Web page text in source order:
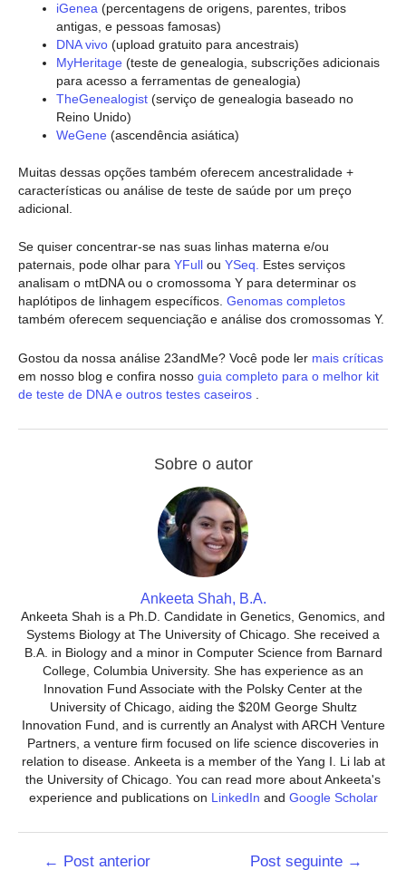
iGenea (percentagens de origens, parentes, tribos
antigas, e pessoas famosas)
DNA vivo (upload gratuito para ancestrais)
MyHeritage (teste de genealogia, subscrições adicionais
para acesso a ferramentas de genealogia)
TheGenealogist (serviço de genealogia baseado no
Reino Unido)
WeGene (ascendência asiática)
Muitas dessas opções também oferecem ancestralidade +
características ou análise de teste de saúde por um preço
adicional.
Se quiser concentrar-se nas suas linhas materna e/ou
paternais, pode olhar para YFull ou YSeq. Estes serviços
analisam o mtDNA ou o cromossoma Y para determinar os
haplótipos de linhagem específicos. Genomas completos
também oferecem sequenciação e análise dos cromossomas Y.
Gostou da nossa análise 23andMe? Você pode ler mais críticas
em nosso blog e confira nosso guia completo para o melhor kit
de teste de DNA e outros testes caseiros
Sobre o autor
Ankeeta Shah, B.A.
Ankeeta Shah is a Ph.D. Candidate in Genetics, Genomics, and
Systems Biology at The University of Chicago. She received a
B.A. in Biology and a minor in Computer Science from Barnard
College, Columbia University. She has experience as an
Innovation Fund Associate with the Polsky Center at the
University of Chicago, aiding the $20M George Shultz
Innovation Fund, and is currently an Analyst with ARCH Venture
Partners, a venture firm focused on life science discoveries in
relation to disease. Ankeeta is a member of the Yang I. Li lab at
the University of Chicago. You can read more about Ankeeta's
experience and publications on LinkedIn and Google Scholar
Navegação
← Post anterior Post seguinte →